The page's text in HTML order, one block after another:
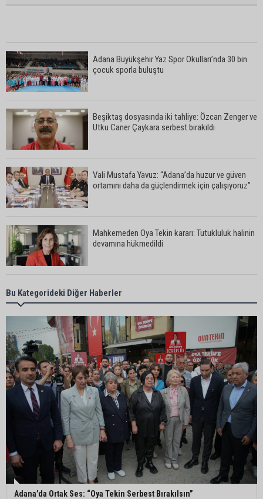
Adana Büyükşehir Yaz Spor Okulları’nda 30 bin
çocuk sporla buluştu
Beşiktaş dosyasında iki tahliye: Özcan Zenger ve
Utku Caner Çaykara serbest bırakıldı
Vali Mustafa Yavuz: “Adana’da huzur ve güven
ortamını daha da güçlendirmek için çalışıyoruz”
Mahkemeden Oya Tekin kararı: Tutukluluk halinin
devamına hükmedildi
Adana’da taziye evinde silahlı kavga kamerada:
Çok sayıda polis ekibi olay yerine sevk edildi
Adana’da parktaki OED cihazını çalan şüpheli
tutuklandı
Seyhan’da fırın ve pastanelere hijyen denetimi
gerçekleştirildi
Eski polis memuru Ergün Karakaya’nın
öldürüldüğü silahlı kavganın görüntüleri ortaya
çıktı
Bu Kategorideki Diğer Haberler
Adana’da Ortak Ses: “Oya Tekin Serbest Bırakılsın”